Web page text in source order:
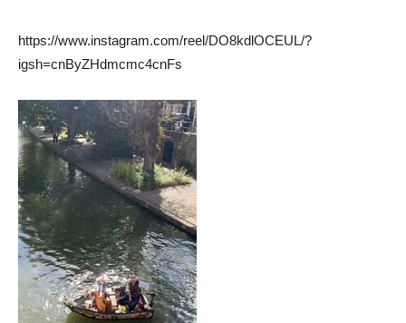
https://www.instagram.com/reel/DO8kdlOCEUL/?
igsh=cnByZHdmcmc4cnFs